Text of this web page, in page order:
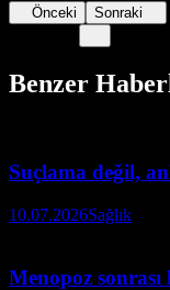
Önceki Sonraki
Benzer
Suçlama değil,
10.07.2026Sağlık
Menopoz